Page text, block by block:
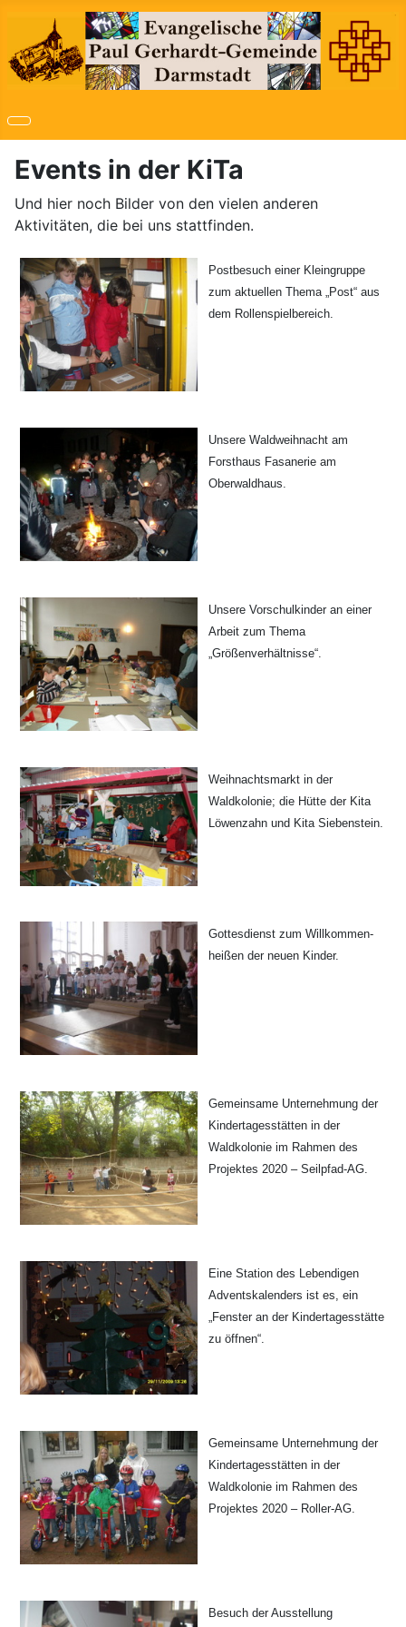
Events in der KiTa
Und hier noch Bilder von den vielen anderen
Aktivitäten, die bei uns stattfinden.
Postbesuch einer Kleingruppe
zum aktuellen Thema „Post“ aus
dem Rollenspielbereich.
Unsere Waldweihnacht am
Forsthaus Fasanerie am
Oberwaldhaus.
Unsere Vorschulkinder an einer
Arbeit zum Thema
„Größenverhältnisse“.
Weihnachtsmarkt in der
Waldkolonie; die Hütte der Kita
Löwenzahn und Kita Siebenstein.
Gottesdienst zum Willkommen-
heißen der neuen Kinder.
Gemeinsame Unternehmung der
Kindertagesstätten in der
Waldkolonie im Rahmen des
Projektes 2020 – Seilpfad-AG.
Eine Station des Lebendigen
Adventskalenders ist es, ein
„Fenster an der Kindertagesstätte
zu öffnen“.
Gemeinsame Unternehmung der
Kindertagesstätten in der
Waldkolonie im Rahmen des
Projektes 2020 – Roller-AG.
Besuch der Ausstellung